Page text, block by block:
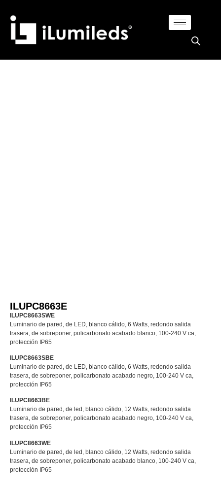
ILUPC8663E
ILUPC8663SWE
Luminario de pared, de LED, blanco cálido, 6 Watts, redondo salida
trasera, de sobreponer, policarbonato acabado blanco, 100-240 V ca,
protección IP65
ILUPC8663SBE
Luminario de pared, de LED, blanco cálido, 6 Watts, redondo salida
trasera, de sobreponer, policarbonato acabado negro, 100-240 V ca,
protección IP65
ILUPC8663BE
Luminario de pared, de led, blanco cálido, 12 Watts, redondo salida
trasera, de sobreponer, policarbonato acabado negro, 100-240 V ca,
protección IP65
ILUPC8663WE
Luminario de pared, de led, blanco cálido, 12 Watts, redondo salida
trasera, de sobreponer, policarbonato acabado blanco, 100-240 V ca,
protección IP65